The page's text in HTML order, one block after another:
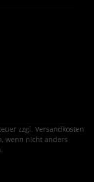
zzgl. Versandkosten
wenn nicht anders